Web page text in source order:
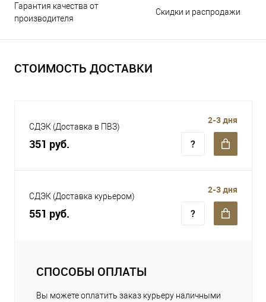
Гарантия качества от
производителя
Скидки и распродажи
СТОИМОСТЬ ДОСТАВКИ
СДЭК (Доставка в ПВЗ)
351 руб.
2-3 дня
СДЭК (Доставка курьером)
551 руб.
2-3 дня
СПОСОБЫ ОПЛАТЫ
Вы можете оплатить заказ курьеру наличными